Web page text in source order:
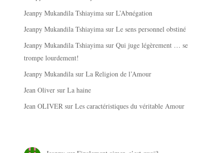
Jeanpy Mukandila Tshiayima surL’Abnégation
Jeanpy Mukandila Tshiayima surLe sens personnel obstiné
Jeanpy Mukandila Tshiayima surQui juge légèrement … se
trompe lourdement!
Jeanpy Mukandila surLa Religion de l’Amour
Jean Oliver surLa haine
Jean OLIVER surLes caractéristiques du véritable Amour